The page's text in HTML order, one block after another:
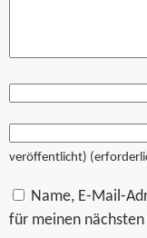
veröffentlicht)
Name, E-Mail-
für meinen